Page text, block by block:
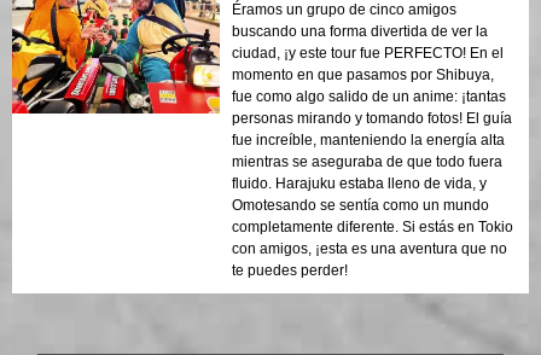
Éramos un grupo de cinco amigos
buscando una forma divertida de ver la
ciudad, ¡y este tour fue PERFECTO! En el
momento en que pasamos por Shibuya,
fue como algo salido de un anime: ¡tantas
personas mirando y tomando fotos! El guía
fue increíble, manteniendo la energía alta
mientras se aseguraba de que todo fuera
fluido. Harajuku estaba lleno de vida, y
Omotesando se sentía como un mundo
completamente diferente. Si estás en Tokio
con amigos, ¡esta es una aventura que no
te puedes perder!